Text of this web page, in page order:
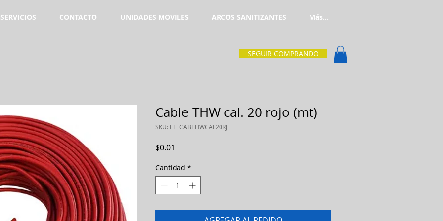
SERVICIOS CONTACTO UNIDADES MOVILES ARCOS SANITIZANTES Más...
Cable THW cal. 20 rojo (mt)
SKU: ELECABTHWCAL20RJ
$0.01
Cantidad *
SEGUIR COMPRANDO